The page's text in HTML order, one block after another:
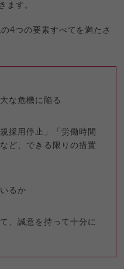
ます。
4つの要素すべてを満たさ
な危機に陥る
採用停止」「労働時間
ど、できる限りの措置
るか
、誠意を持って十分に